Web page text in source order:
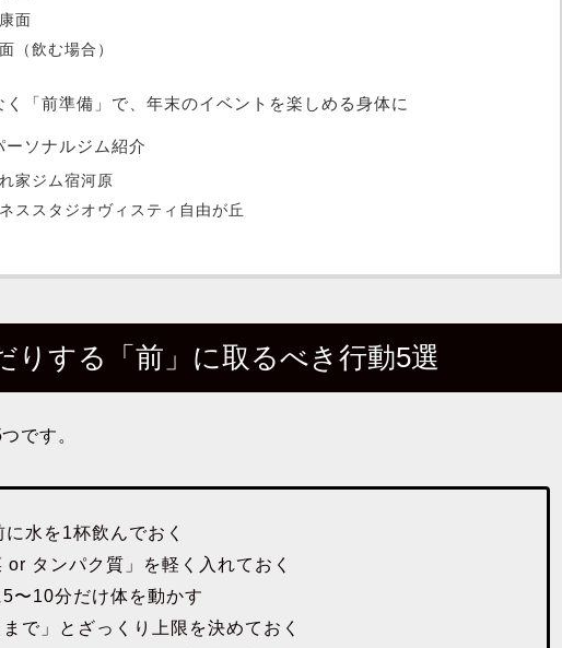
面
（飲む場合）
く「前準備」で、年末のイベントを楽しめる身体に
ーソナルジム紹介
家ジム宿河原
ススタジオヴィスティ自由が丘
りする「前」に取るべき行動5選
です。
水を1杯飲んでおく
or タンパク質」を軽く入れておく
〜10分だけ体を動かす
まで」とざっくり上限を決めておく